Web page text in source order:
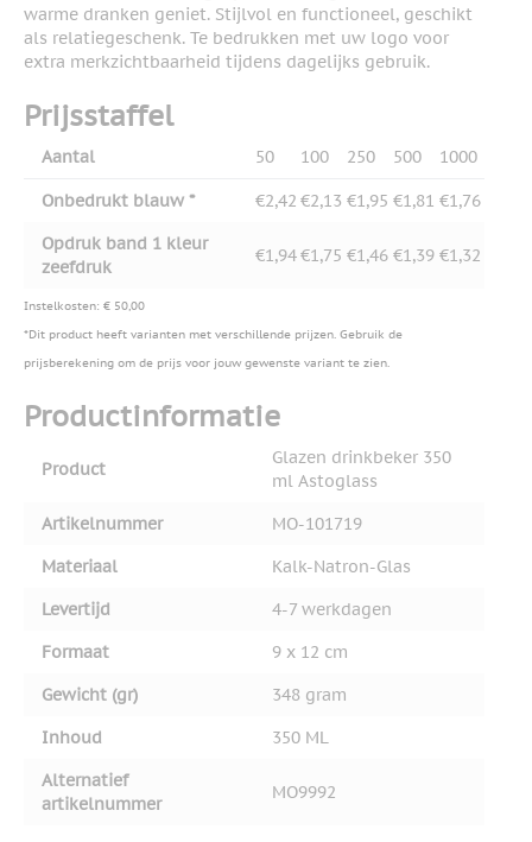
warme dranken geniet. Stijlvol en functioneel, geschikt
als relatiegeschenk. Te bedrukken met uw logo voor
extra merkzichtbaarheid tijdens dagelijks gebruik.
Prijsstaffel
Aantal 50 100 250 500 1000
Onbedrukt blauw * €2,42 €2,13 €1,95 €1,81 €1,76
Opdruk band 1 kleur
zeefdruk
€1,94€1,75 €1,46 €1,39 €1,32
Instelkosten: € 50,00
*Dit product heeft varianten met verschillende prijzen. Gebruik de
prijsberekening om de prijs voor jouw gewenste variant te zien.
Productinformatie
Product
Glazen drinkbeker 350
ml Astoglass
Artikelnummer
MO-101719
Materiaal
Kalk-Natron-Glas
Levertijd
4-7 werkdagen
Formaat
9 x 12 cm
Gewicht (gr)
348 gram
Inhoud
350 ML
Alternatief
artikelnummer
MO9992